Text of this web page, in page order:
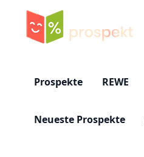
Prospekte REWE
Neueste Prospekte